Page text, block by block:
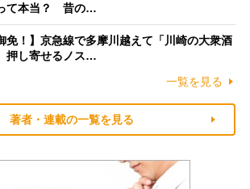
て本当？ 昔の…
免！】京急線で多摩川越えて「川崎の大衆酒
押し寄せるノス…
一覧を見る
著者・連載の一覧を見る